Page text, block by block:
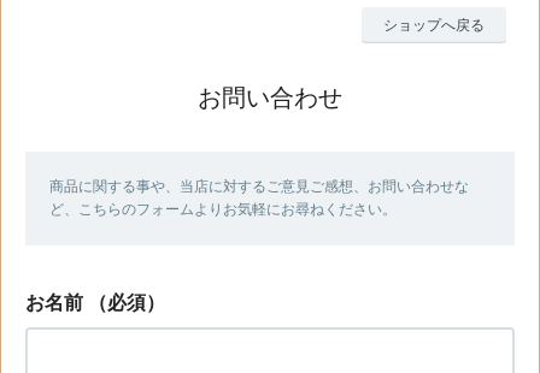
ショップへ戻る
お問い合わせ
商品に関する事や、当店に対するご意見ご感想、お問い合わせな
ど、こちらのフォームよりお気軽にお尋ねください。
お名前 （必須）